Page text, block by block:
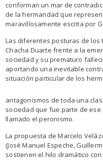
conforman un mar de
de la hermandad que
maravillosamente escrita por
Las diferentes posturas de los
Chacha Duarte frente a la
sociedad y su prematuro
aportando una inevitable
situación particular de los
antagonismos de toda una
sociedad que fue parte de
llamado el peronismo.
La propuesta de Marcelo
(José Manuel Espeche,
sostienen el hilo dramático